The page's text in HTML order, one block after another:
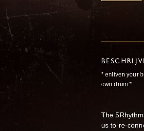
* enliven your
own drum *
The
us to re-